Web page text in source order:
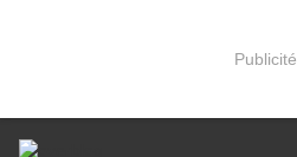
Publicité